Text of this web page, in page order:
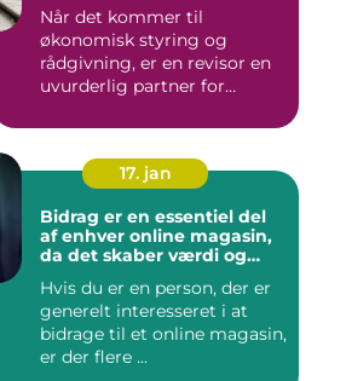
Når det kommer til
økonomisk styring og
rådgivning, er en revisor en
uvurderlig partner for
17. jan
Bidrag er en essentiel del
af enhver online magasin,
da det skaber værdi og
engagerer læsere og
bidragsydere
Hvis du er en person, der er
generelt interesseret i at
bidrage til et online magasin,
er der flere ...